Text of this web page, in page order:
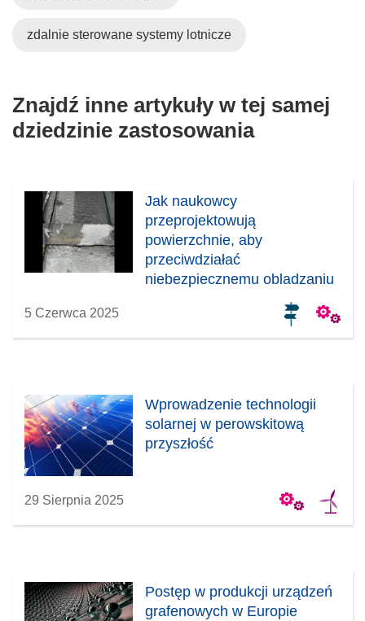
zdalnie sterowane systemy lotnicze
Znajdź inne artykuły w tej samej
dziedzinie zastosowania
Jak naukowcy
przeprojektowują
powierzchnie, aby
przeciwdziałać
niebezpiecznemu obladzaniu
5 Czerwca 2025
Wprowadzenie technologii
solarnej w perowskitową
przyszłość
29 Sierpnia 2025
Postęp w produkcji urządzeń
grafenowych w Europie